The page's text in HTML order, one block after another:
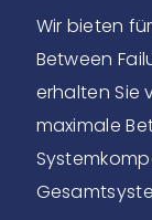
Wir bieten
Between
erhalten Sie
maximale